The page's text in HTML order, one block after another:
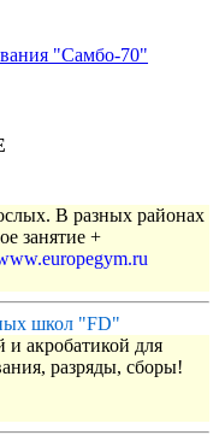
"Самбо-70"
В разных районах
занятие +
школ "FD"
и акробатикой для
разряды, сборы!